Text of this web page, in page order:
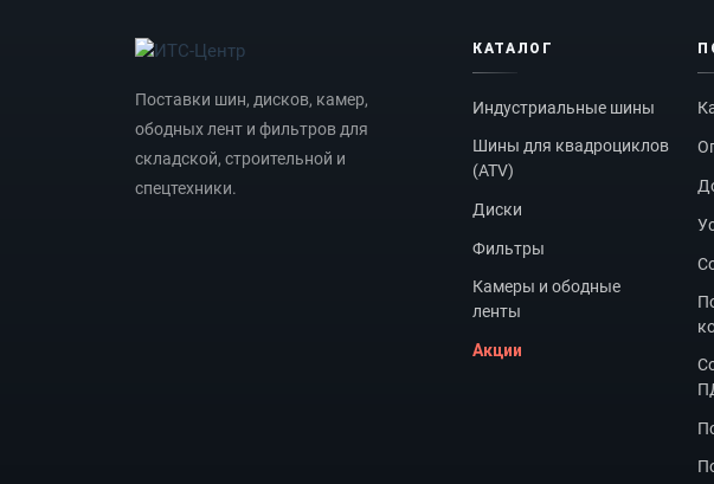
Поставки шин, дисков, камер,
ободных лент и фильтров для
складской, строительной и
спецтехники.
КАТАЛОГ
Индустриальные шины
Шины для квадроциклов
(ATV)
Диски
Фильтры
Камеры и ободные
ленты
Акции